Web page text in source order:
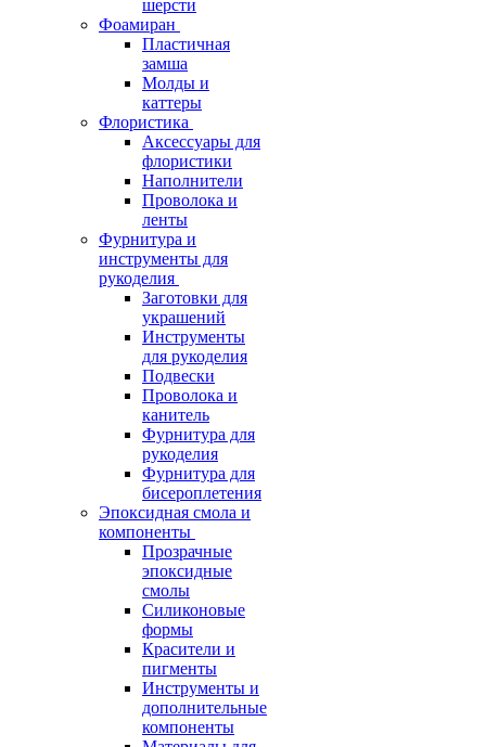
шерсти
Фоамиран
Пластичная
замша
Молды и
каттеры
Флористика
Аксессуары для
флористики
Наполнители
Проволока и
ленты
Фурнитура и
инструменты для
рукоделия
Заготовки для
украшений
Инструменты
для рукоделия
Подвески
Проволока и
канитель
Фурнитура для
рукоделия
Фурнитура для
бисероплетения
Эпоксидная смола и
компоненты
Прозрачные
эпоксидные
смолы
Силиконовые
формы
Красители и
пигменты
Инструменты и
дополнительные
компоненты